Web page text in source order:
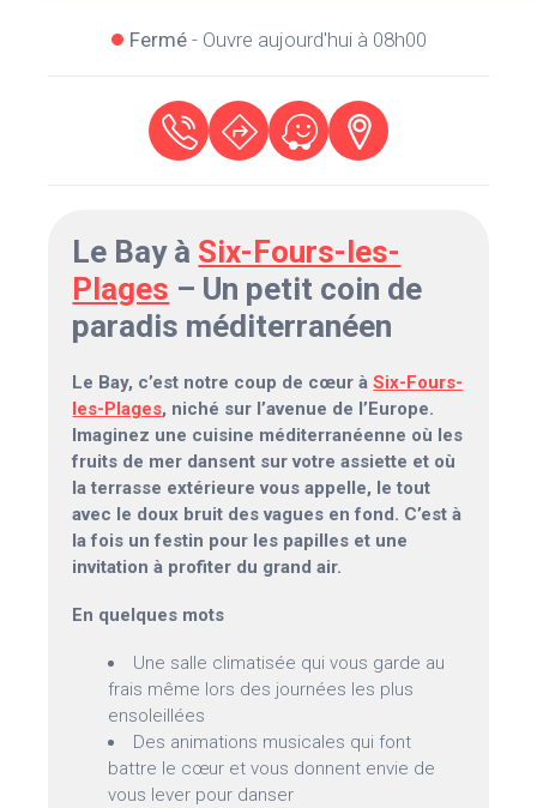
Fermé- Ouvre aujourd'hui à 08h00
Le Bay à Six-Fours-les-
Plages – Un petit coin de
paradis méditerranéen
Le Bay, c’est notre coup de cœur àSix-Fours-
les-Plages, niché sur l’avenue de l’Europe.
Imaginez une cuisine méditerranéenne où les
fruits de mer dansent sur votre assiette et où
la terrasse extérieure vous appelle, le tout
avec le doux bruit des vagues en fond. C’est à
la fois un festin pour les papilles et une
invitation à profiter du grand air.
En quelques mots
Une salle climatisée qui vous garde au
frais même lors des journées les plus
ensoleillées
Des animations musicales qui font
battre le cœur et vous donnent envie de
vous lever pour danser